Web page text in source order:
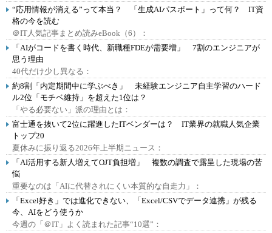
“応用情報が消える”って本当？ 「生成AIパスポート」って何？ IT資
格の今を読む
＠IT人気記事まとめ読みeBook（6）：
「AIがコードを書く時代、新職種FDEが需要増」 7割のエンジニアが
思う理由
40代だけ少し異なる：
約8割「内定期間中に学ぶべき」 未経験エンジニア自主学習のハード
ル2位「モチベ維持」を超えた1位は？
「やる必要ない」派の理由とは：
富士通を抜いて2位に躍進したITベンダーは？ IT業界の就職人気企業
トップ20
夏休みに振り返る2026年上半期ニュース：
「AI活用する新人増えてOJT負担増」 複数の調査で露呈した現場の苦
悩
重要なのは「AIに代替されにくい本質的な自走力」：
「Excel好き」では進化できない、「Excel/CSVでデータ連携」が残る
今、AIをどう使うか
今週の「＠IT」よく読まれた記事“10選”：